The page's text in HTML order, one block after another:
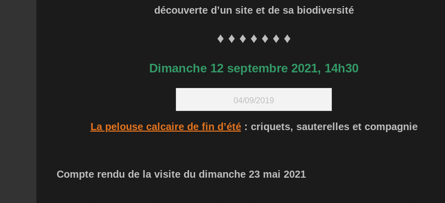
découverte d’un site et de sa biodiversité
♦ ♦ ♦ ♦ ♦ ♦ ♦
Dimanche 12 septembre 2021, 14h30
04/09/2019
La pelouse calcaire de fin d’été: criquets, sauterelles et compagnie
Compte rendu de la visite du dimanche 23 mai 2021